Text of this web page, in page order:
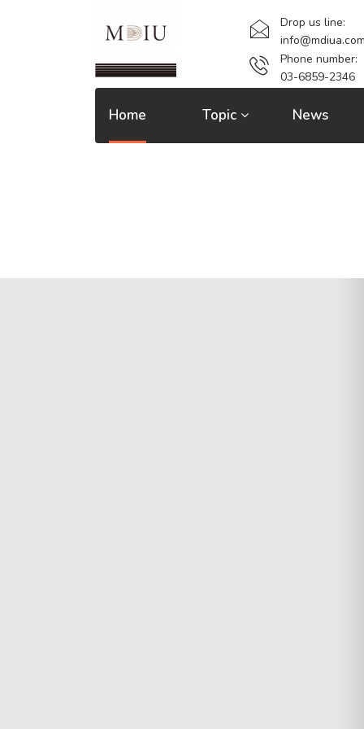
Drop us line:
Phone number:
03-6859-2346
Home Topic News